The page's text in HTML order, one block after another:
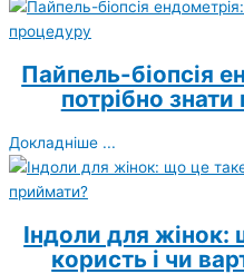
Пайпель-біопсія
потрібно
Докладніше ...
Індоли для
користь і чи